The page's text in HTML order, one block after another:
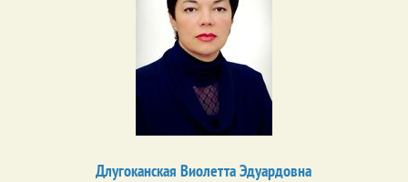
Длугоканская Виолетта Эдуардовна